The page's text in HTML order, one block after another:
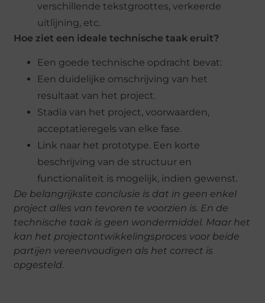
verschillende tekstgroottes, verkeerde
uitlijning, etc.
Hoe ziet een ideale technische taak eruit?
Een goede technische opdracht bevat:
Een duidelijke omschrijving van het
resultaat van het project.
Stadia van het project, voorwaarden,
acceptatieregels van elke fase.
Link naar het prototype. Een korte
beschrijving van de structuur en
functionaliteit is mogelijk, indien gewenst.
De belangrijkste conclusie is dat in geen enkel
project alles van tevoren te voorzien is. En de
technische taak is geen wondermiddel. Maar het
kan het projectontwikkelingsproces voor beide
partijen vereenvoudigen als het correct is
opgesteld.